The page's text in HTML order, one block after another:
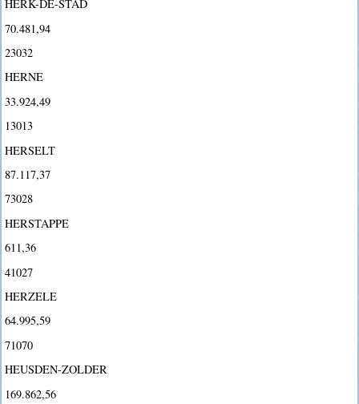
HERK-DE-STAD
70.481,94
23032
HERNE
33.924,49
13013
HERSELT
87.117,37
73028
HERSTAPPE
611,36
41027
HERZELE
64.995,59
71070
HEUSDEN-ZOLDER
169.862,56